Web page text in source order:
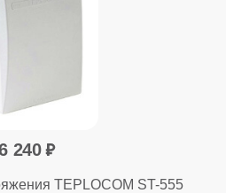
240
TEPLOCOM ST-555